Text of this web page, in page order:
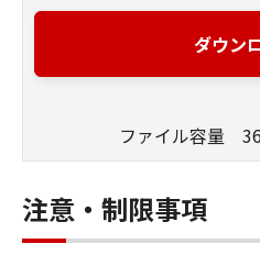
1. GRANT OF LICENSE
Canon grants you a
SOFTWARE solely for
connected to the
Computer").
You may allow other
ダウン
ファイル容量
注意・制限事項